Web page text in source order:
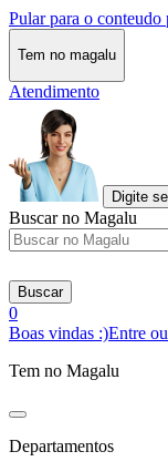
Pular para o conteudo
Tem no magalu
Atendimento
Digite
Buscar no Magalu
Buscar
0
Boas vindas :)Entre
Tem no Magalu
Departamentos